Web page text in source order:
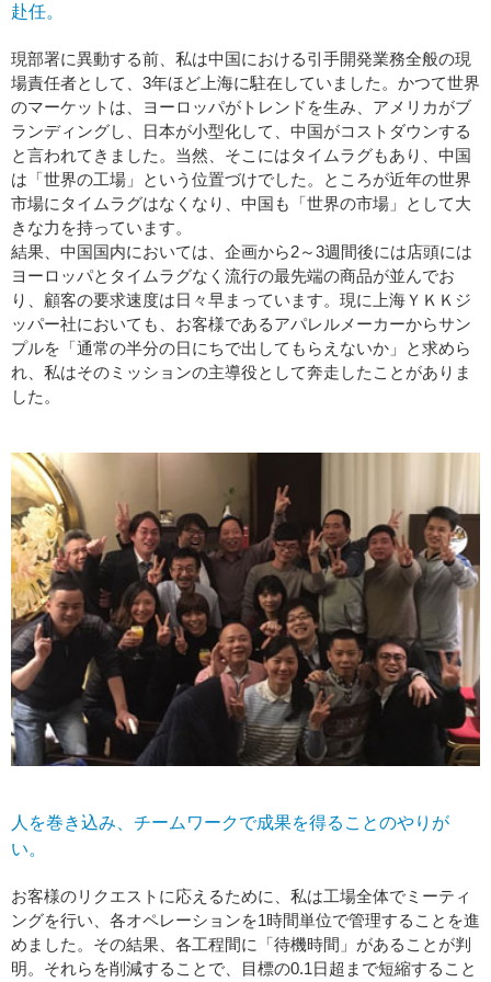
赴任。
現部署に異動する前、私は中国における引手開発業務全般の現
場責任者として、3年ほど上海に駐在していました。かつて世界
のマーケットは、ヨーロッパがトレンドを生み、アメリカがブ
ランディングし、日本が小型化して、中国がコストダウンする
と言われてきました。当然、そこにはタイムラグもあり、中国
は「世界の工場」という位置づけでした。ところが近年の世界
市場にタイムラグはなくなり、中国も「世界の市場」として大
きな力を持っています。
結果、中国国内においては、企画から2～3週間後には店頭には
ヨーロッパとタイムラグなく流行の最先端の商品が並んでお
り、顧客の要求速度は日々早まっています。現に上海ＹＫＫジ
ッパー社においても、お客様であるアパレルメーカーからサン
プルを「通常の半分の日にちで出してもらえないか」と求めら
れ、私はそのミッションの主導役として奔走したことがありま
した。
人を巻き込み、チームワークで成果を得ることのやりが
い。
お客様のリクエストに応えるために、私は工場全体でミーティ
ングを行い、各オペレーションを1時間単位で管理することを進
めました。その結果、各工程間に「待機時間」があることが判
明。それらを削減することで、目標の0.1日超まで短縮すること